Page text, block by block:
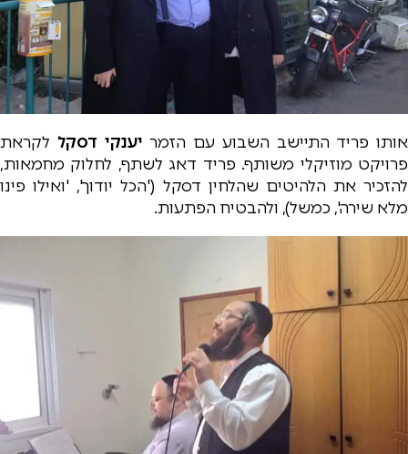
אותו פריד התיישב השבוע עם הזמר יענקי דסקל לקראת
פרויקט מוזיקלי משותף. פריד דאג לשתף, לחלוק מחמאות,
להזכיר את הלהיטים שהלחין דסקל ('הכל יודוך', 'ואילו פינו
מלא שירה', כמשל), ולהבטיח הפתעות.